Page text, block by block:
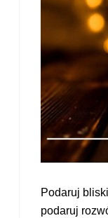
Podaruj
podaruj